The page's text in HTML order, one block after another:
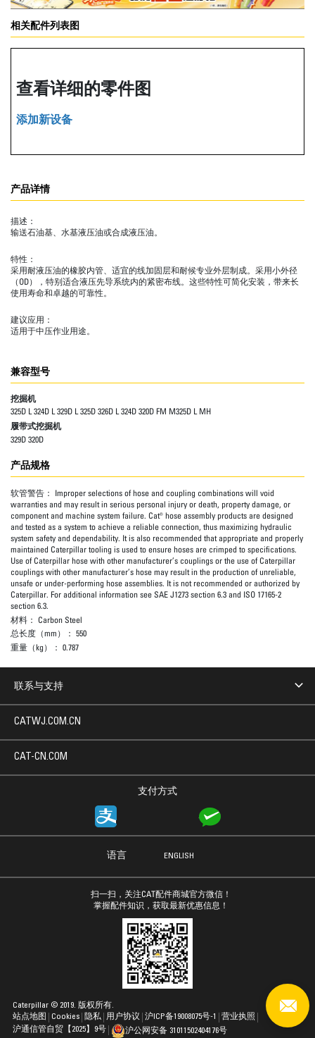
相关配件列表图
查看详细的零件图
添加新设备
产品详情
描述：
输送石油基、水基液压油或合成液压油。
特性：
采用耐液压油的橡胶内管、适宜的线加固层和耐候专业外层制成。采用小外径
（OD），特别适合液压先导系统内的紧密布线。这些特性可简化安装，带来长
使用寿命和卓越的可靠性。
建议应用：
适用于中压作业用途。
兼容型号
挖掘机
325D L 324D L 329D L 325D 326D L 324D 320D FM M325D L MH
履带式挖掘机
329D 320D
产品规格
软管警告： Improper selections of hose and coupling combinations will void
warranties and may result in serious personal injury or death, property damage, or
component and machine system failure. Cat® hose assembly products are designed
and tested as a system to achieve a reliable connection, thus maximizing hydraulic
system safety and dependability. It is also recommended that appropriate and properly
maintained Caterpillar tooling is used to ensure hoses are crimped to specifications.
Use of Caterpillar hose with other manufacturer’s couplings or the use of Caterpillar
couplings with other manufacturer’s hose may result in the production of unreliable,
unsafe or under-performing hose assemblies. It is not recommended or authorized by
Caterpillar. For additional information see SAE J1273 section 6.3 and ISO 17165-2
section 6.3.
材料： Carbon Steel
总长度（mm）： 550
重量（kg）： 0.787
联系与支持
支付方式
CATWJ.COM.CN
CAT-CN.COM
语言 ENGLISH
扫一扫，关注CAT配件商城官方微信！
掌握配件知识，获取最新优惠信息！
站点地图 Cookies 隐私 用户协议
Caterpillar © 2019. 版权所有.
沪ICP备19008075号-1
营业执照
沪通信管自贸【2025】9号
沪公网安备 31011502404176号